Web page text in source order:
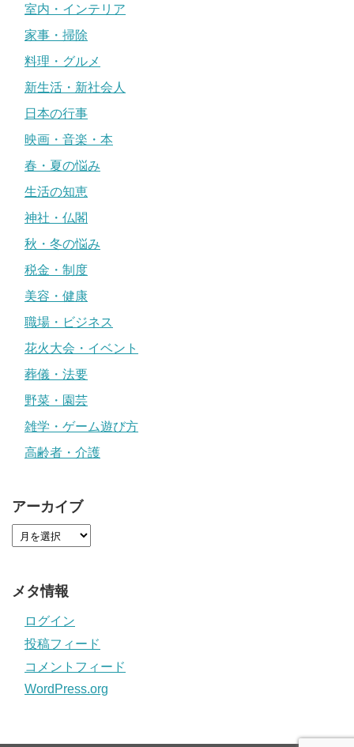
室内・インテリア
家事・掃除
料理・グルメ
新生活・新社会人
日本の行事
映画・音楽・本
春・夏の悩み
生活の知恵
神社・仏閣
秋・冬の悩み
税金・制度
美容・健康
職場・ビジネス
花火大会・イベント
葬儀・法要
野菜・園芸
雑学・ゲーム遊び方
高齢者・介護
アーカイブ
メタ情報
ログイン
投稿フィード
コメントフィード
WordPress.org